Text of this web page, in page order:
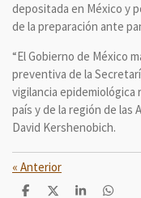
depositada en México y
de la preparación ante
“El Gobierno de México
preventiva de la
vigilancia
país y de la región de las
David Kershenobich.
« Anterior
C
C
C
C